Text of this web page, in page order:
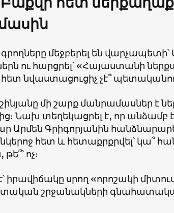
մեջբերել են
ու հարցրել՝ «Հայաստանի
նվաստացուցիչ չէ՞
մի շարք մանրամասներ է
Նախ տեղեկացրել է, որ անձամբ
Արմեն Գրիգորյանին
հետ և հետաքրքրվել՝ կա՞
ոչ։
իրավիճակը սրող «որոշակի
շրջանակների